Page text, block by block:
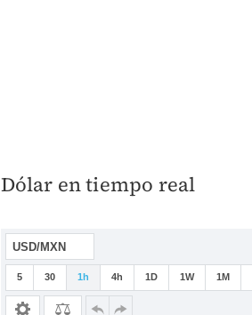
Dólar en tiempo real